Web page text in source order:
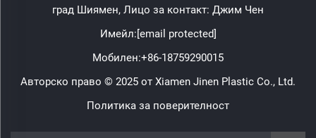
град Шиямен, Лицо за контакт: Джим Чен
Имейл:[email protected]
Мобилен:+86-18759290015
Авторско право © 2025 от Xiamen Jinen Plastic Co., Ltd.
Политика за поверителност